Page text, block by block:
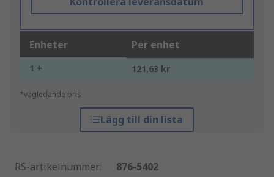
Enheter Per enhet
1 + 121,63 kr
*vägledande pris
Lägg till din lista
RS-artikelnummer:
876-5402